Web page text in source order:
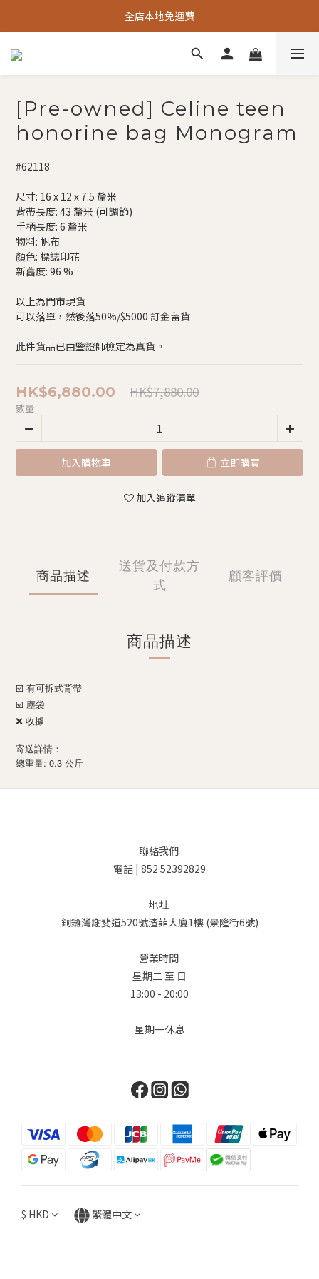
全店本地免運費
[Pre-owned] Celine teen
honorine bag Monogram
#62118
尺寸: 16 x 12 x 7.5 釐米
背帶長度: 43 釐米 (可調節)
手柄長度: 6 釐米
物料: 帆布
顏色: 標誌印花
新舊度: 96 %
以上為門市現貨
可以落單，然後落50%/$5000 訂金留貨
此件貨品已由鑒證師檢定為真貨。
HK$6,880.00 HK$7,880.00
數量
加入購物車 立即購買
加入追蹤清單
商品描述
送貨及付款方
式
顧客評價
商品描述
☑️ 有可拆式背帶
☑️ 塵袋
❌ 收據
寄送詳情：
總重量: 0.3 公斤
聯絡我們
電話 | 852 52392829
地址
銅鑼灣謝斐道520號渣菲大廈1樓 (景隆街6號)
營業時間
星期二 至 日
13:00 - 20:00
星期一休息
$ HKD 繁體中文